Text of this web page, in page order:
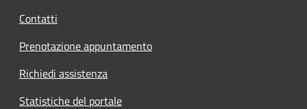
Contatti
Prenotazione appuntamento
Richiedi assistenza
Statistiche del portale